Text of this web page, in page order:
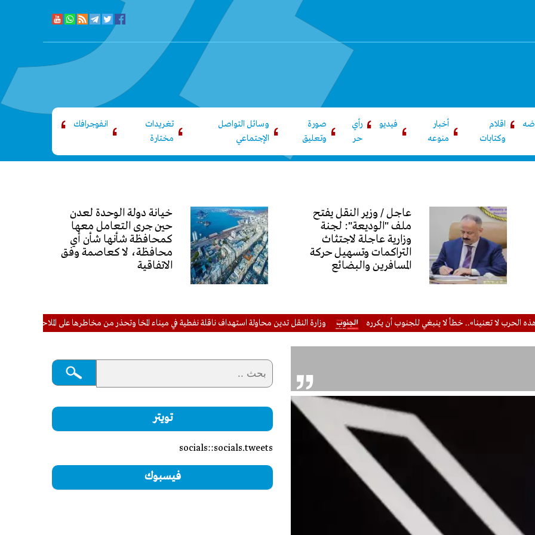
اقلام
وكتابات
أخبار
منوعه
فيديو
رأي
حر
صورة
وتعليق
وسائل التواصل
الإجتماعي
تغريدات
مختارة
انفوجرافك
عاجل / وزير النقل يفتح
ملف "الوديعة": لجنة
وزارية عاجلة لاجتثاث
التراكمات وتسهيل حركة
المسافرين والبضائع
خيانة دولة الوحدة لعدن
حين جرى التعامل معها
كمحافظة شأنها شأن أي
محافظة، لا كعاصمة وفق
الاتفاقية
تعنينا».. خطأ لا ينبغي للجنوب أن يكرره وزارة النقل تدين محاولة استهداف ناقلة نفطية في ميناء المخا وتحذر من مخاطرها على الملاحة والبيئة البحرية
تويتر
socials::socials.tweets
فيسبوك